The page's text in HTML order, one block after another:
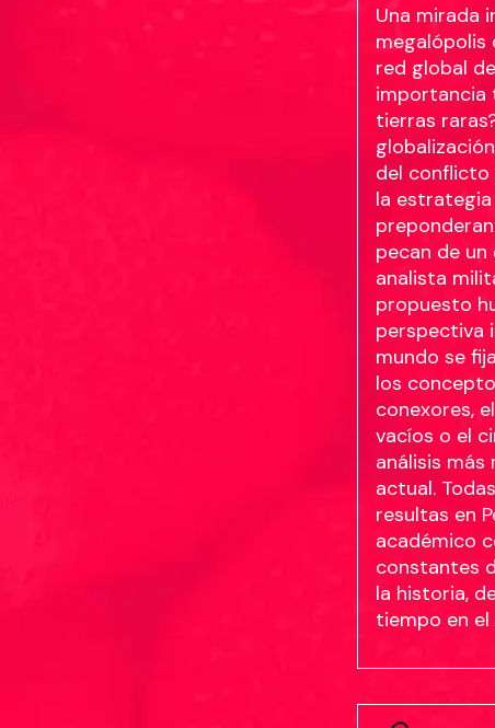
Una mirada
megalópolis
red global
importancia
tierras
del conflicto
la
pecan de
analista
propuesto
perspectiva
mundo se
los
conexores,
vacíos o el
análisis
actual.
resultas en
académico
constantes
la historia,
tiempo en